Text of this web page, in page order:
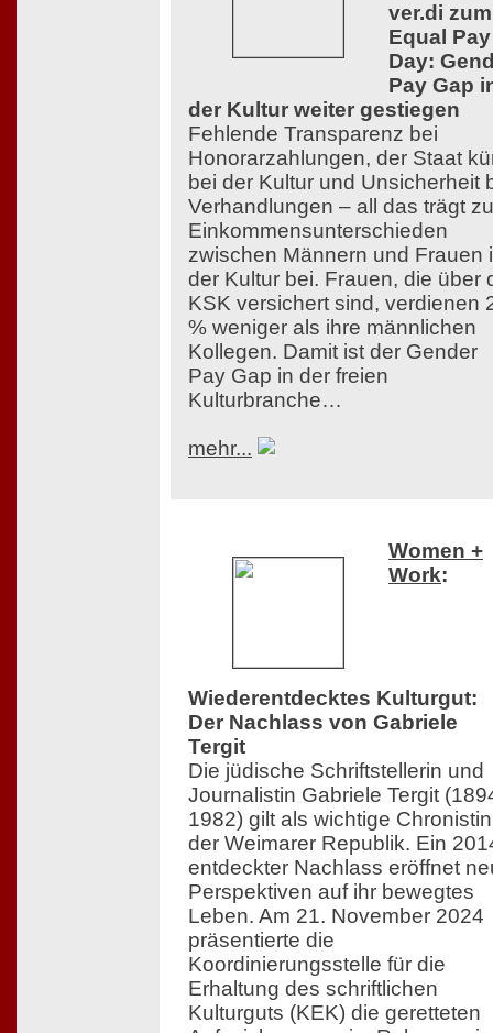
ver.di zum
Equal Pay
Day:
Pay Gap
der Kultur weiter gestiegen
Fehlende Transparenz bei
Honorarzahlungen, der Staat
bei der Kultur und Unsicherheit
Verhandlungen – all das trägt zu
Einkommensunterschieden
zwischen Männern und Frauen
der Kultur bei. Frauen, die über
KSK versichert sind, verdienen
% weniger als ihre männlichen
Kollegen. Damit ist der Gender
Pay Gap in der freien
Kulturbranche…
mehr...
Women +
Work:
Wiederentdecktes Kulturgut:
Der Nachlass von Gabriele
Tergit
Die jüdische Schriftstellerin und
Journalistin Gabriele Tergit
1982) gilt als wichtige Chronistin
der Weimarer Republik. Ein
entdeckter Nachlass eröffnet
Perspektiven auf ihr bewegtes
Leben. Am 21. November 2024
präsentierte die
Koordinierungsstelle für die
Erhaltung des schriftlichen
Kulturguts (KEK) die geretteten